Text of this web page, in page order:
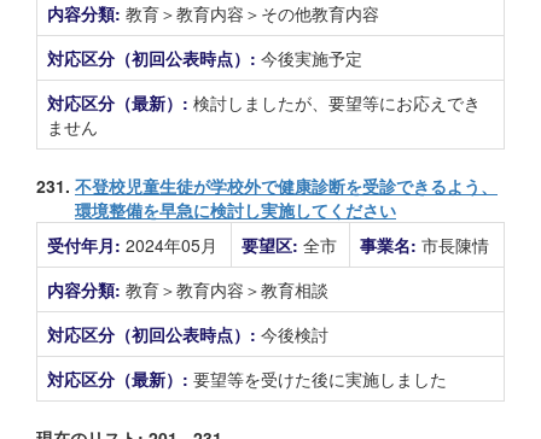
内容分類: 教育＞教育内容＞その他教育内容
対応区分（初回公表時点）: 今後実施予定
対応区分（最新）: 検討しましたが、要望等にお応えでき
ません
231. 不登校児童生徒が学校外で健康診断を受診できるよう、
環境整備を早急に検討し実施してください
受付年月: 2024年05月 要望区: 全市 事業名: 市長陳情
内容分類: 教育＞教育内容＞教育相談
対応区分（初回公表時点）: 今後検討
対応区分（最新）: 要望等を受けた後に実施しました